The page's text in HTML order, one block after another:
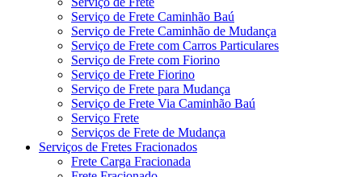
Serviço de Frete Caminhão Baú
Serviço de Frete Caminhão de Mudança
Serviço de Frete com Carros Particulares
Serviço de Frete com Fiorino
Serviço de Frete Fiorino
Serviço de Frete para Mudança
Serviço de Frete Via Caminhão Baú
Serviço Frete
Serviços de Frete de Mudança
Serviços de Fretes Fracionados
Frete Carga Fracionada